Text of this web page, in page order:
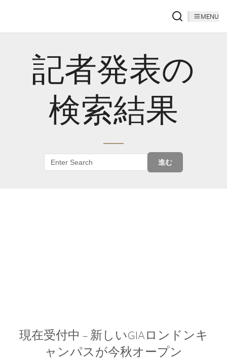
MENU
記者発表の
検索結果
進む
現在受付中 – 新しいGIAロンドンキ
ャンパスが今秋オープン